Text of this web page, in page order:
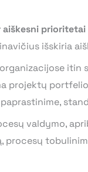
aiškesni prioritetai
išskiria
projektų
valdymo,
procesų